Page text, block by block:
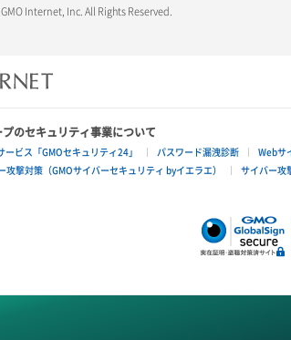
Internet, Inc. All Rights Reserved.
のセキュリティ事業について
ビス「GMOセキュリティ24」 パスワード漏洩診断 Webサ
攻撃対策（GMOサイバーセキュリティ byイエラエ） サイバー攻